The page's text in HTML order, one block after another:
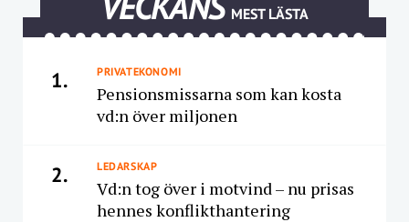
MEST LÄSTA
1. PRIVATEKONOMI
Pensionsmissarna som kan kosta
vd:n över miljonen
2. LEDARSKAP
Vd:n tog över i motvind – nu prisas
hennes konflikthantering